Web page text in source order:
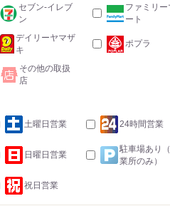
セブン-イレブ
ン
ファミリー
ート
デイリーヤマザ
キ
ポプラ
その他の取扱
店
土曜日営業 24時間営業
日曜日営業
駐車場あり
業所のみ）
祝日営業